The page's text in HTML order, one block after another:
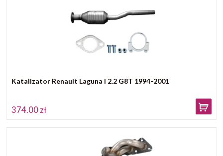
Katalizator Renault Laguna I 2.2 G8T 1994-2001
374.00 zł